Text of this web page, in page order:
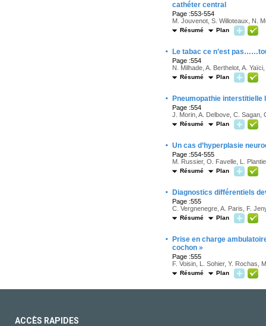
cathéter central
Page :553-554
M. Jouvenot, S. Willoteaux, N.
Résumé Plan
· Le tabac ce n’est
Page :554
N. Milhade, A. Berthelot, A.
Résumé Plan
· Pneumopathie interstitielle
Page :554
J. Morin, A. Delbove, C. Sagan,
Résumé Plan
· Un cas d’hyperplasie
Page :554-555
M. Russier, O. Favelle, L.
Résumé Plan
· Diagnostics différentiels
Page :555
C. Vergnenegre, A. Paris, F.
Résumé Plan
·
Prise en charge
cochon »
Page :555
F. Voisin, L. Sohier, Y. Rochas,
Résumé Plan
ACCÈS RAPIDES